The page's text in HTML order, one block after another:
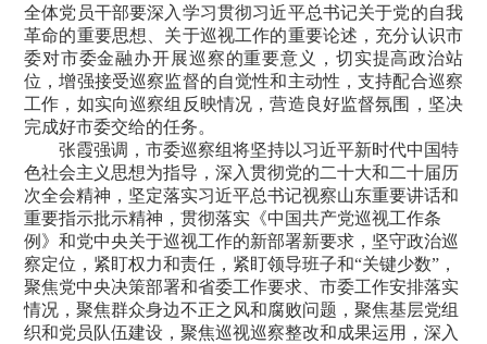
全体党员干部要深入学习贯彻习近平总书记关于党的自我
革命的重要思想、关于巡视工作的重要论述，充分认识市
委对市委金融办开展巡察的重要意义，切实提高政治站
位，增强接受巡察监督的自觉性和主动性，支持配合巡察
工作，如实向巡察组反映情况，营造良好监督氛围，坚决
完成好市委交给的任务。
张霞强调，市委巡察组将坚持以习近平新时代中国特
色社会主义思想为指导，深入贯彻党的二十大和二十届历
次全会精神，坚定落实习近平总书记视察山东重要讲话和
重要指示批示精神，贯彻落实《中国共产党巡视工作条
例》和党中央关于巡视工作的新部署新要求，坚守政治巡
察定位，紧盯权力和责任，紧盯领导班子和“关键少数”，
聚焦党中央决策部署和省委工作要求、市委工作安排落实
情况，聚焦群众身边不正之风和腐败问题，聚焦基层党组
织和党员队伍建设，聚焦巡视巡察整改和成果运用，深入